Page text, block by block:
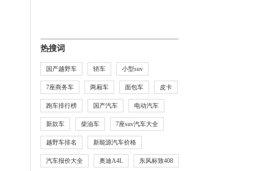
热搜词
国产越野车 轿车 小型suv
7座商务车 两厢车 面包车 皮卡
跑车排行榜 国产汽车 电动汽车
新款车 柴油车 7座suv汽车大全
越野车排名 新能源汽车价格
汽车报价大全 奥迪A4L 东风标致408